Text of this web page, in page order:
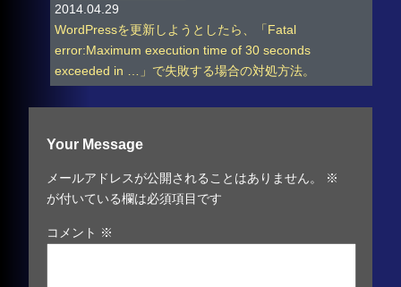
2014.04.29
WordPressを更新しようとしたら、「Fatal
error:Maximum execution time of 30 seconds
exceeded in …」で失敗する場合の対処方法。
Your Message
メールアドレスが公開されることはありません。
※
が付いている欄は必須項目です
コメント ※